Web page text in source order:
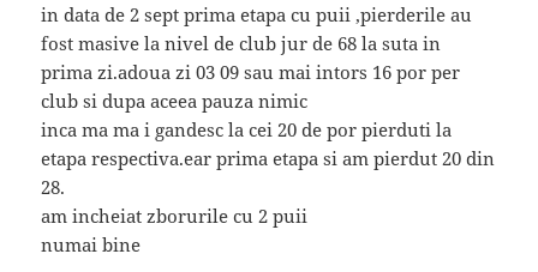
in data de 2 sept prima etapa cu puii ,pierderile au
fost masive la nivel de club jur de 68 la suta in
prima zi.adoua zi 03 09 sau mai intors 16 por per
club si dupa aceea pauza nimic
inca ma ma i gandesc la cei 20 de por pierduti la
etapa respectiva.ear prima etapa si am pierdut 20 din
28.
am incheiat zborurile cu 2 puii
numai bine